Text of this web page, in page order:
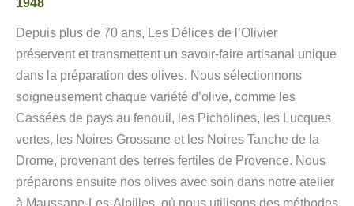
1948
Depuis plus de 70 ans, Les Délices de l’Olivier
préservent et transmettent un savoir-faire artisanal unique
dans la préparation des olives. Nous sélectionnons
soigneusement chaque variété d’olive, comme les
Cassées de pays au fenouil, les Picholines, les Lucques
vertes, les Noires Grossane et les Noires Tanche de la
Drome, provenant des terres fertiles de Provence. Nous
préparons ensuite nos olives avec soin dans notre atelier